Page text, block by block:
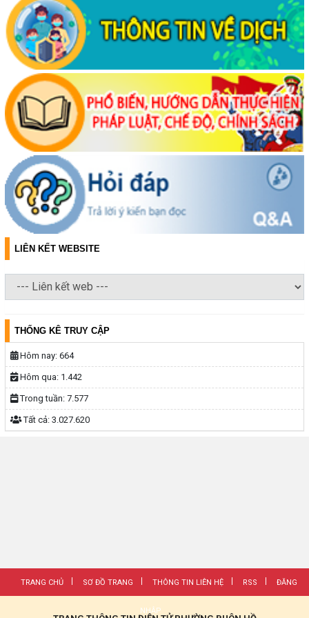
LIÊN KẾT WEBSITE
THỐNG KÊ TRUY CẬP
Hôm nay: 664
Hôm qua: 1.442
Trong tuần: 7.577
Tất cả: 3.027.620
TRANG CHỦ SƠ ĐỒ TRANG THÔNG TIN LIÊN HỆ RSS ĐĂNG
NHẬP